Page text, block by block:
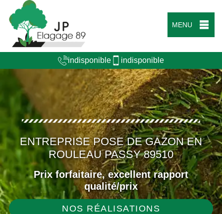
MENU
indisponible indisponible
ENTREPRISE POSE DE GAZON EN
ROULEAU PASSY 89510
Prix forfaitaire, excellent rapport
qualité/prix
NOS RÉALISATIONS